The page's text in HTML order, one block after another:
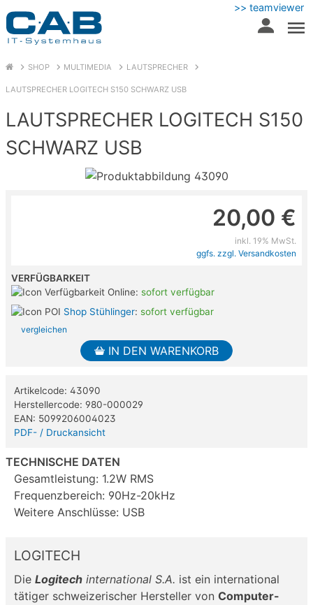
>> teamviewer
SHOP MULTIMEDIA LAUTSPRECHER
LAUTSPRECHER LOGITECH S150 SCHWARZ USB
LAUTSPRECHER LOGITECH S150
SCHWARZ USB
TECHNISCHE DATEN
Gesamtleistung: 1.2W RMS
Frequenzbereich: 90Hz-20kHz
Weitere Anschlüsse: USB
20,00 €
inkl. 19% MwSt.
ggfs. zzgl. Versandkosten
VERFÜGBARKEIT
Online: sofort verfügbar
Shop Stühlinger: sofort verfügbar
vergleichen
IN DEN WARENKORB
Artikelcode: 43090
Herstellercode: 980-000029
EAN: 5099206004023
PDF- / Druckansicht
LOGITECH
Die Logitech international S.A. ist ein international
tätiger schweizerischer Hersteller von Computer-